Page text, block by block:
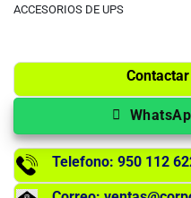
ACCESORIOS DE UPS
Telefono: 950 112